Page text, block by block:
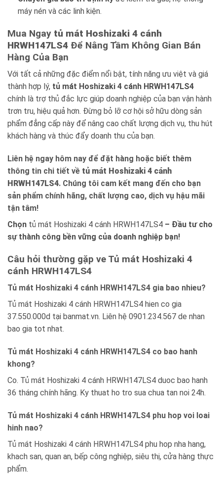
máy nén và các linh kiện.
Mua Ngay tủ mát Hoshizaki 4 cánh
HRWH147LS4 Để Nâng Tầm Không Gian Bán
Hàng Của Bạn
Với tất cả những đặc điểm nổi bật, tính năng ưu việt và giá
thành hợp lý, tủ mát Hoshizaki 4 cánh HRWH147LS4
chính là trợ thủ đắc lực giúp doanh nghiệp của bạn vận hành
trơn tru, hiệu quả hơn. Đừng bỏ lỡ cơ hội sở hữu dòng sản
phẩm đẳng cấp này để nâng cao chất lượng dịch vụ, thu hút
khách hàng và thúc đẩy doanh thu của bạn.
Liên hệ ngay hôm nay để đặt hàng hoặc biết thêm
thông tin chi tiết về tủ mát Hoshizaki 4 cánh
HRWH147LS4. Chúng tôi cam kết mang đến cho bạn
sản phẩm chính hãng, chất lượng cao, dịch vụ hậu mãi
tận tâm!
Chọn tủ mát Hoshizaki 4 cánh HRWH147LS4 – Đầu tư cho
sự thành công bền vững của doanh nghiệp bạn!
Câu hỏi thường gặp ve Tủ mát Hoshizaki 4
cánh HRWH147LS4
Tủ mát Hoshizaki 4 cánh HRWH147LS4 gia bao nhieu?
Tủ mát Hoshizaki 4 cánh HRWH147LS4 hien co gia
37.550.000d tại banmat.vn. Liên hệ 0901.234.567 de nhan
bao gia tot nhat.
Tủ mát Hoshizaki 4 cánh HRWH147LS4 co bao hanh
khong?
Co. Tủ mát Hoshizaki 4 cánh HRWH147LS4 duoc bao hanh
36 tháng chính hãng. Ky thuat ho tro sua chua tan noi 24h.
Tủ mát Hoshizaki 4 cánh HRWH147LS4 phu hop voi loai
hinh nao?
Tủ mát Hoshizaki 4 cánh HRWH147LS4 phu hop nha hang,
khach san, quan an, bếp công nghiệp, siêu thị, cửa hàng thực
phẩm.